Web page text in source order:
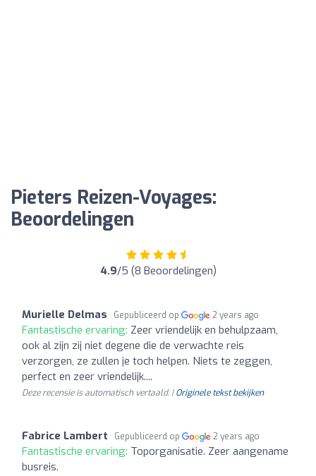
Pieters Reizen-Voyages:
Beoordelingen
4.9/5 (8 Beoordelingen)
Murielle Delmas Gepubliceerd op 2 years ago
Fantastische ervaring: Zeer vriendelijk en behulpzaam,
ook al zijn zij niet degene die de verwachte reis
verzorgen, ze zullen je toch helpen. Niets te zeggen,
perfect en zeer vriendelijk....
Deze recensie is automatisch vertaald. |Originele tekst bekijken
Fabrice Lambert Gepubliceerd op 2 years ago
Fantastische ervaring: Toporganisatie. Zeer aangename
busreis.